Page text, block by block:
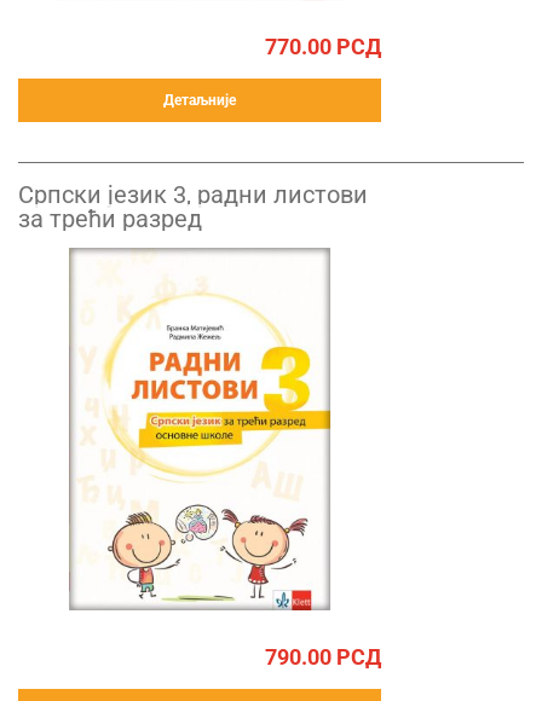
770.00 РСД
Детаљније
Српски језик 3, радни листови
за трећи разред
790.00 РСД